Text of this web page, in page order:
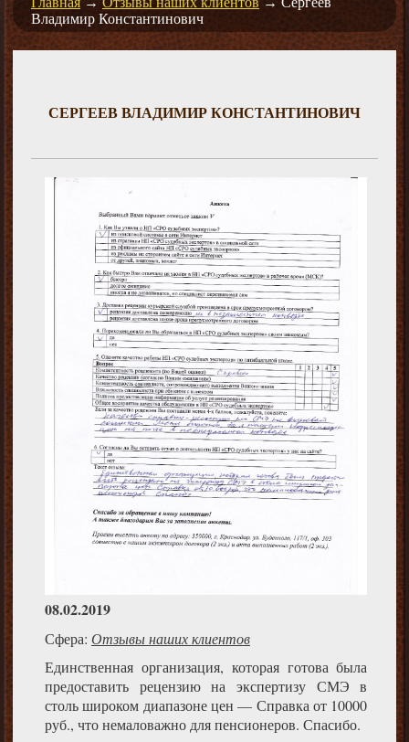
Владимир Константинович
СЕРГЕЕВ ВЛАДИМИР КОНСТАНТИНОВИЧ
08.02.2019
Сфера: Отзывы наших клиентов
Единственная организация, которая готова была
предоставить рецензию на экспертизу СМЭ в
столь широком диапазоне цен — Справка от 10000
руб., что немаловажно для пенсионеров. Спасибо.